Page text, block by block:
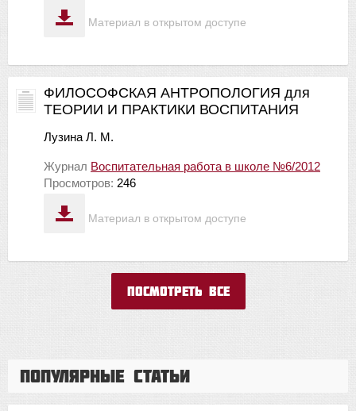
Материал в открытом доступе
Материал в открытом доступе
ФИЛОСОФСКАЯ АНТРОПОЛОГИЯ для
ТЕОРИИ И ПРАКТИКИ ВОСПИТАНИЯ
Лузина Л. М.
Журнал Воспитательная работа в школе №6/2012
Просмотров: 246
Посмотреть все
Популярные статьи